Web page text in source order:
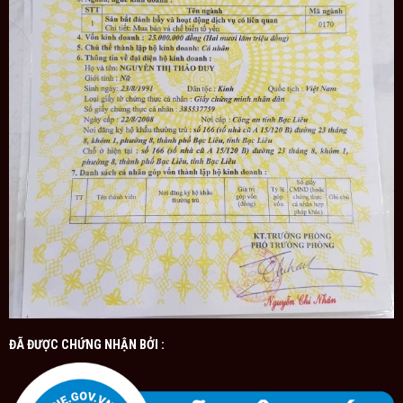
Quy trình xử lý tổ yến còn lông
ĐÃ ĐƯỢC CHỨNG NHẬN BỞI :